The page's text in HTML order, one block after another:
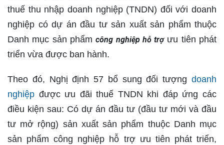
thuế thu nhập doanh nghiệp (TNDN) đối với doanh
nghiệp có dự án đầu tư sản xuất sản phẩm thuộc
Danh mục sản phẩmcông nghiệp hỗ trợưu tiên phát
triển vừa được ban hành.
Theo đó, Nghị định 57 bổ sung đối tượng doanh
nghiệp được ưu đãi thuế TNDN khi đáp ứng các
điều kiện sau: Có dự án đầu tư (đầu tư mới và đầu
tư mở rộng) sản xuất sản phẩm thuộc Danh mục
sản phẩm công nghiệp hỗ trợ ưu tiên phát triển,